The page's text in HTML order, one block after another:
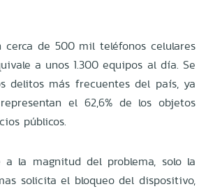
cerca de 500 mil teléfonos celulares
a unos 1.300 equipos al día. Se
delitos más frecuentes del país, ya
el 62,6% de los objetos
públicos.
a la magnitud del problema, solo la
solicita el bloqueo del dispositivo,